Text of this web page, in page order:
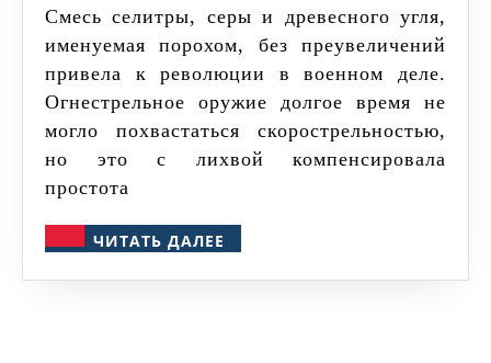
Смесь селитры, серы и древесного угля,
именуемая порохом, без преувеличений
привела к революции в военном деле.
Огнестрельное оружие долгое время не
могло похвастаться скорострельностью,
но это с лихвой компенсировала
простота
ЧИТАТЬ ДАЛЕЕ
ДАЛЕЕ